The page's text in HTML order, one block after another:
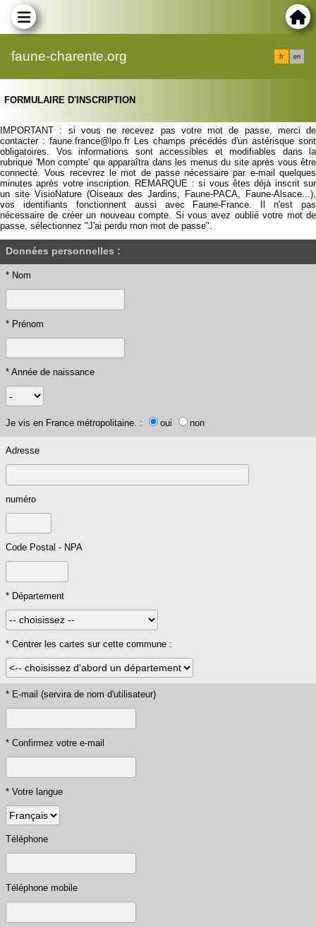
faune-charente.org fr en
FORMULAIRE D'INSCRIPTION
IMPORTANT : si vous ne recevez pas votre mot de passe, merci de
contacter : faune.france@lpo.fr Les champs précédés d'un astérisque sont
obligatoires. Vos informations sont accessibles et modifiables dans la
rubrique 'Mon compte' qui apparaîtra dans les menus du site après vous être
connecté. Vous recevrez le mot de passe nécessaire par e-mail quelques
minutes après votre inscription. REMARQUE : si vous êtes déjà inscrit sur
un site VisioNature (Oiseaux des Jardins, Faune-PACA, Faune-Alsace...),
vos identifiants fonctionnent aussi avec Faune-France. Il n'est pas
nécessaire de créer un nouveau compte. Si vous avez oublié votre mot de
passe, sélectionnez "J'ai perdu mon mot de passe".
Données personnelles :
* Nom
* Prénom
* Année de naissance
Je vis en France métropolitaine. : oui non
Adresse
numéro
Code Postal - NPA
* Département
* Centrer les cartes sur cette commune :
* E-mail (servira de nom d'utilisateur)
* Confirmez votre e-mail
* Votre langue
Téléphone
Téléphone mobile